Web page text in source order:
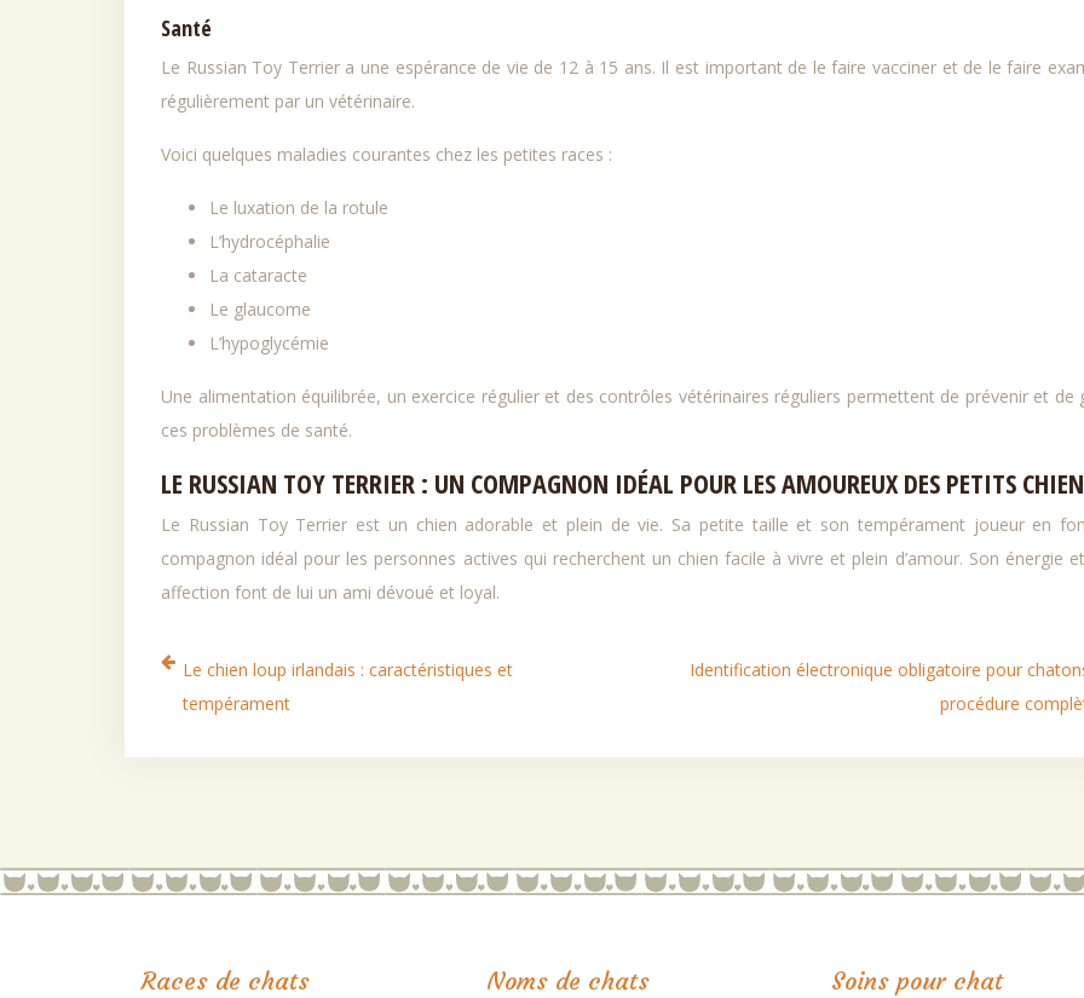
Santé
Le Russian Toy Terrier a une espérance de vie de 12 à 15 ans. Il est important de le faire vacciner et de le faire
régulièrement par un vétérinaire.
Voici quelques maladies courantes chez les petites races :
Le luxation de la rotule
L’hydrocéphalie
La cataracte
Le glaucome
L’hypoglycémie
Une alimentation équilibrée, un exercice régulier et des contrôles vétérinaires réguliers permettent de prévenir et de
ces problèmes de santé.
LE RUSSIAN TOY TERRIER : UN COMPAGNON IDÉAL POUR LES AMOUREUX DES PETITS
Le Russian Toy Terrier est un chien adorable et plein de vie. Sa petite taille et son tempérament joueur en
compagnon idéal pour les personnes actives qui recherchent un chien facile à vivre et plein d’amour. Son énergie
affection font de lui un ami dévoué et loyal.
Le chien loup irlandais : caractéristiques et
tempérament
Identification électronique obligatoire pour
procédure
Races de chats Noms de chats Soins pour chat